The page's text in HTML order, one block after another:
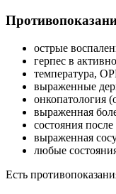
острые
герпес в
температура,
выраженные
онкопатология
выраженная
состояния
выраженная
любые
Есть